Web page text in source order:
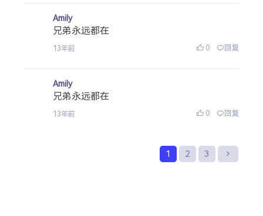
Amily
兄弟永远都在
13年前 0 回复
Amily
兄弟永远都在
13年前 0 回复
1 2 3